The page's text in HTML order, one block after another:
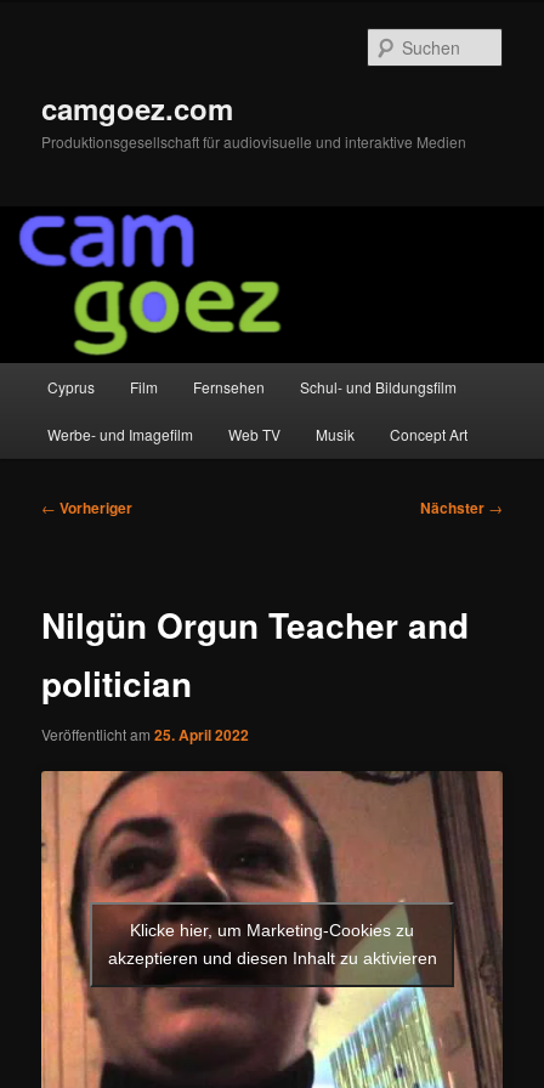
camgoez.com
Produktionsgesellschaft für audiovisuelle und interaktive Medien
Cyprus Film Fernsehen Schul- und Bildungsfilm
Werbe- und Imagefilm Web TV Musik Concept Art
Beitragsnavigation
← Vorheriger Nächster →
Nilgün Orgun Teacher and
politician
Veröffentlicht am25. April 2022
Klicke hier, um Marketing-Cookies zu
akzeptieren und diesen Inhalt zu aktivieren